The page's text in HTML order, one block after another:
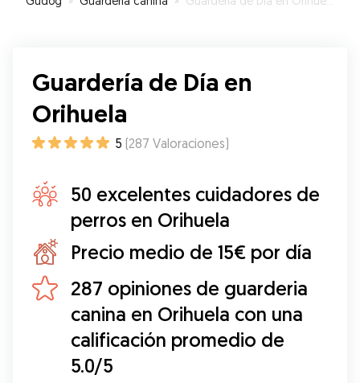
Guardería de Día en
Orihuela
5 (287 Valoraciones)
50 excelentes cuidadores de
perros en Orihuela
Precio medio de 15€ por día
287 opiniones de guarderia
canina en Orihuela con una
calificación promedio de
5.0/5